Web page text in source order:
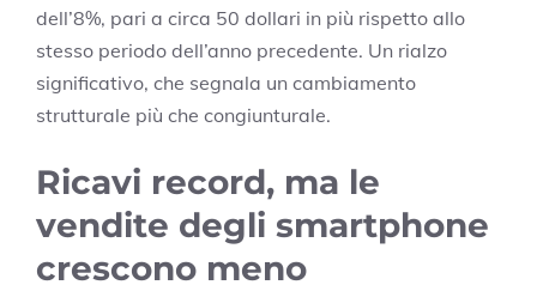
dell’8%, pari a circa 50 dollari in più rispetto allo
stesso periodo dell’anno precedente. Un rialzo
significativo, che segnala un cambiamento
strutturale più che congiunturale.
Ricavi record, ma le
vendite degli smartphone
crescono meno